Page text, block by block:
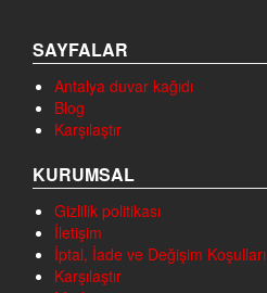
SAYFALAR
Antalya duvar kağıdı
Blog
Karşılaştır
KURUMSAL
Gizlilik politikası
İletişim
İptal, İade ve Değişim Koşulları
Karşılaştır